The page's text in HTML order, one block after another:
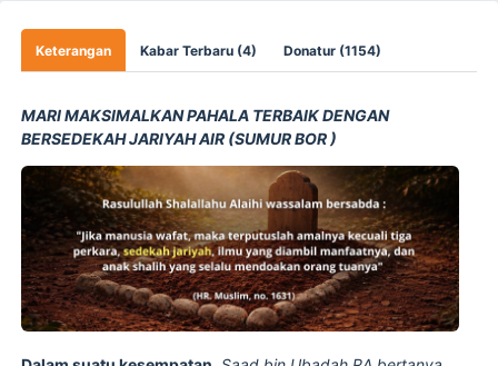
Keterangan Kabar Terbaru (4) Donatur (1154)
MARI MAKSIMALKAN PAHALA TERBAIK DENGAN
BERSEDEKAH JARIYAHAIR (SUMUR BOR )